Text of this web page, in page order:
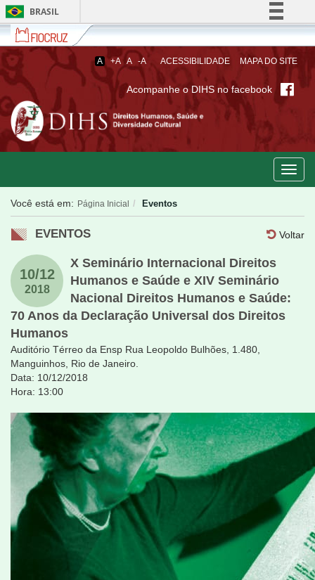
BRASIL
Simplifique!
Comunica BR
Participe
Acesso à informação
Legislação
Fiocruz
Fale
com
a
Fiocruz
A +A A -A ACESSIBILIDADE MAPA DO SITE
Acompanhe o DIHS no facebook
Você está em: Página Inicial Eventos
EVENTOS Voltar
10/12
2018
X Seminário Internacional Direitos
Humanos e Saúde e XIV Seminário
Nacional Direitos Humanos e Saúde:
70 Anos da Declaração Universal dos Direitos
Humanos
Auditório Térreo da Ensp Rua Leopoldo Bulhões, 1.480,
Manguinhos, Rio de Janeiro.
Data: 10/12/2018
Hora: 13:00